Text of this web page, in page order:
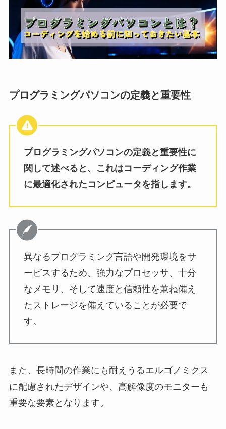
プログラミングパソコンの定義と重要性
プログラミングパソコンの定義と重要性に
関して述べると、これはコーディング作業
に最適化されたコンピュータを指します。
異なるプログラミング言語や開発環境をサ
ービスするため、強力なプロセッサ、十分
なメモリ、そして速度と信頼性を兼ね備え
たストレージを備えていることが必要で
す。
また、長時間の作業にも耐えうるエルゴノミクス
に配慮されたデザインや、高解像度のモニターも
重要な要素となります。